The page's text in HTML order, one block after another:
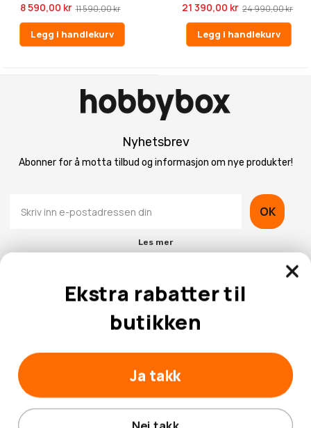
8 590,00 kr 11 590,00 kr
Legg i handlekurv
21 390,00 kr 24 990,00 kr
Legg i handlekurv
Nyhetsbrev
Abonner for å motta tilbud og informasjon om nye produkter!
OK
Les mer
Kontaktinformasjon
Ekstra rabatter til
butikken
Ja takk
Nei takk